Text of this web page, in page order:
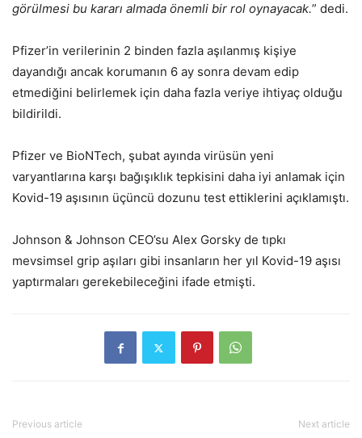
görülmesi bu kararı almada önemli bir rol oynayacak.” dedi.
Pfizer’in verilerinin 2 binden fazla aşılanmış kişiye
dayandığı ancak korumanın 6 ay sonra devam edip
etmediğini belirlemek için daha fazla veriye ihtiyaç olduğu
bildirildi.
Pfizer ve BioNTech, şubat ayında virüsün yeni
varyantlarına karşı bağışıklık tepkisini daha iyi anlamak için
Kovid-19 aşısının üçüncü dozunu test ettiklerini açıklamıştı.
Johnson & Johnson CEO’su Alex Gorsky de tıpkı
mevsimsel grip aşıları gibi insanların her yıl Kovid-19 aşısı
yaptırmaları gerekebileceğini ifade etmişti.
Previous article Next article